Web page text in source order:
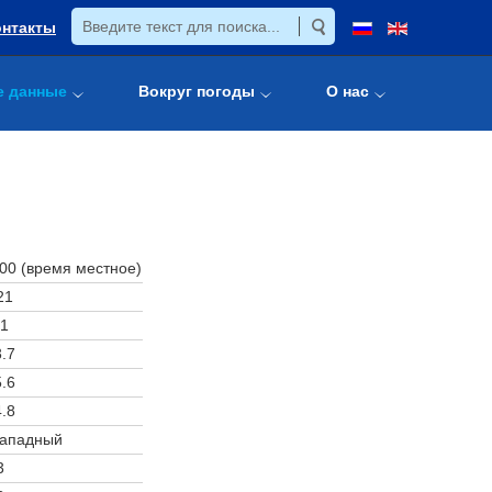
данные Вокруг погоды О нас
(время местное)